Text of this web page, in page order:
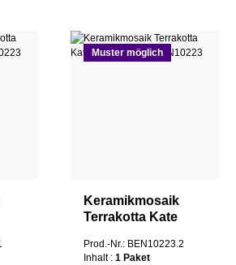
Muster möglich
Keramikmosaik
Terrakotta Kate
Paket
Prod.-Nr.: BEN10223.2
Inhalt : 1 Paket